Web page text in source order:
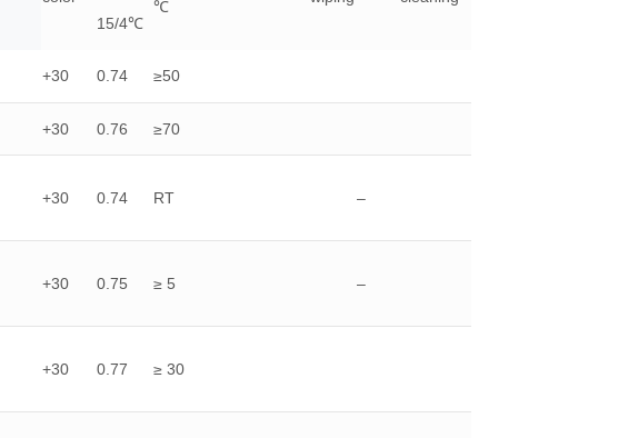
15/4℃
℃
+30 0.74 ≥50
+30 0.76 ≥70
+30 0.74 RT –
+30 0.75 ≥ 5 –
+30 0.77 ≥ 30